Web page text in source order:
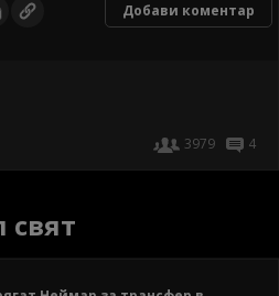
Добави коментар
3979
4